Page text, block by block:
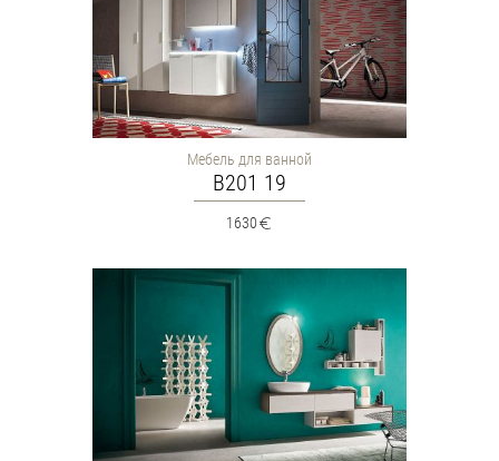
Мебель для ванной
B201 19
1630